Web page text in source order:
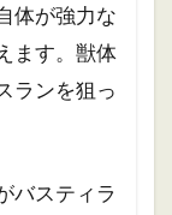
体が強力な
ます。獣体
ランを狙っ
バスティラ